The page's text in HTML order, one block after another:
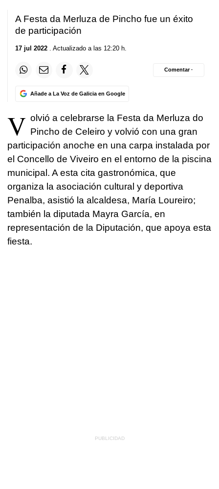
A Festa da Merluza de Pincho fue un éxito
de participación
17 jul 2022 . Actualizado a las 12:20 h.
Añade a La Voz de Galicia en Google
Comentar ·
V olvió a celebrarse la Festa da Merluza do
Pincho de Celeiro y volvió con una gran
participación anoche en una carpa instalada por
el Concello de Viveiro en el entorno de la piscina
municipal. A esta cita gastronómica, que
organiza la asociación cultural y deportiva
Penalba, asistió la alcaldesa, María Loureiro;
también la diputada Mayra García, en
representación de la Diputación, que apoya esta
fiesta.